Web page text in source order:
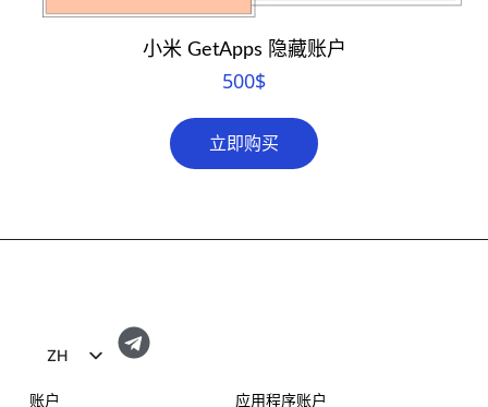
小米 GetApps 隐藏账户
500$
立即购买
ZH
EN
账户 应用程序账户